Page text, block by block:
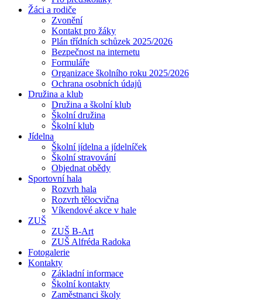
Žáci a rodiče
Zvonění
Kontakt pro žáky
Plán třídních schůzek 2025/2026
Bezpečnost na internetu
Formuláře
Organizace školního roku 2025/2026
Ochrana osobních údajů
Družina a klub
Družina a školní klub
Školní družina
Školní klub
Jídelna
Školní jídelna a jídelníček
Školní stravování
Objednat obědy
Sportovní hala
Rozvrh hala
Rozvrh tělocvična
Víkendové akce v hale
ZUŠ
ZUŠ B-Art
ZUŠ Alfréda Radoka
Fotogalerie
Kontakty
Základní informace
Školní kontakty
Zaměstnanci školy